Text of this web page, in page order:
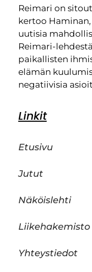
Reimari on
kertoo
uutisia
Reimari-
paikallisten
elämän
negatiivisia
Linkit
Etusivu
Jutut
Näköislehti
Liikehakemisto
Yhteystiedot